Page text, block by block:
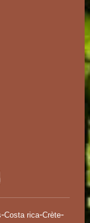
-Costa rica-Crète-